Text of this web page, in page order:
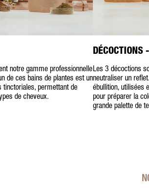
notre gamme professionnelle
de ces bains de plantes est un
tinctoriales, permettant de
de cheveux.
DÉCOCTIONS -
Les 3 décoctions
neutraliser un
ébullition, utilisées
pour préparer la
grande palette de